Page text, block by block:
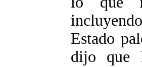
Estado
dijo que